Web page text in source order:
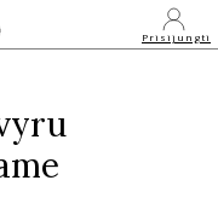
Prisijungti